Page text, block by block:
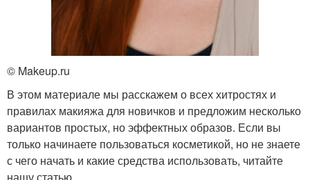
© Makeup.ru
В этом материале мы расскажем о всех хитростях и
правилах макияжа для новичков и предложим несколько
вариантов простых, но эффектных образов. Если вы
только начинаете пользоваться косметикой, но не знаете
с чего начать и какие средства использовать, читайте
нашу статью.